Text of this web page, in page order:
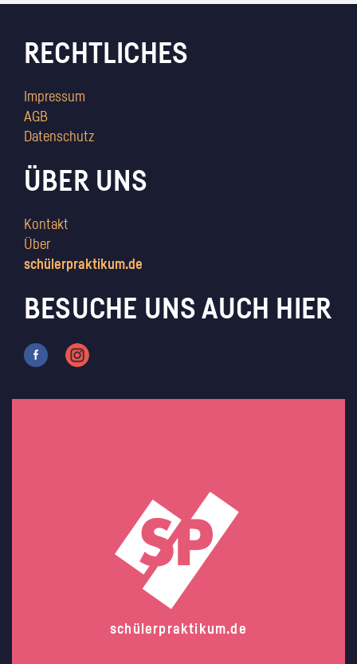
RECHTLICHES
Impressum
AGB
Datenschutz
ÜBER UNS
Kontakt
Über
schülerpraktikum.de
BESUCHE UNS AUCH HIER
schülerpraktikum.de